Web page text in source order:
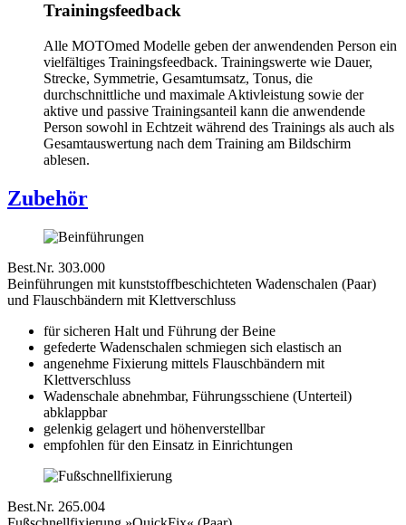
Trainingsfeedback
Alle MOTOmed Modelle geben der anwendenden Person ein
vielfältiges Trainingsfeedback. Trainingswerte wie Dauer,
Strecke, Symmetrie, Gesamtumsatz, Tonus, die
durchschnittliche und maximale Aktivleistung sowie der
aktive und passive Trainingsanteil kann die anwendende
Person sowohl in Echtzeit während des Trainings als auch als
Gesamtauswertung nach dem Training am Bildschirm
ablesen.
Zubehör
Best.Nr. 303.000
Beinführungen mit kunststoffbeschichteten Wadenschalen (Paar)
und Flauschbändern mit Klettverschluss
für sicheren Halt und Führung der Beine
gefederte Wadenschalen schmiegen sich elastisch an
angenehme Fixierung mittels Flauschbändern mit
Klettverschluss
Wadenschale abnehmbar, Führungsschiene (Unterteil)
abklappbar
gelenkig gelagert und höhenverstellbar
empfohlen für den Einsatz in Einrichtungen
Best.Nr. 265.004